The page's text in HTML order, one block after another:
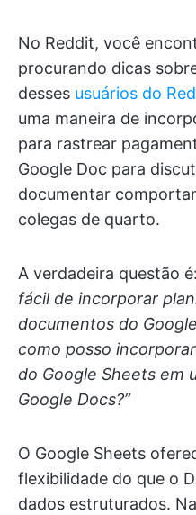
No Reddit, você
procurando dicas
desses usuários do
uma maneira de
para rastrear
Google Doc para
documentar
colegas de quarto.
A verdadeira questão é:
fácil de incorporar
documentos do
como posso
do Google Sheets em
Google Docs?”
O Google Sheets
flexibilidade do que o
dados estruturados.